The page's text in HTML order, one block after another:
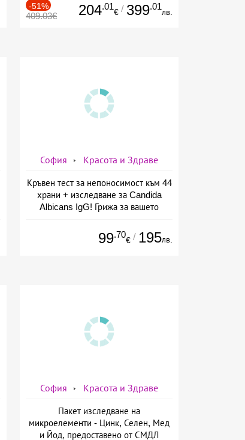
-51%
409.03€ 204.01
€ / 399.01
лв.
София Красота и Здраве
Кръвен тест за непоносимост към 44
храни + изследване за Candida
Albicans IgG! Грижа за вашето
99.70
€ / 195лв.
София Красота и Здраве
Пакет изследване на
микроелементи - Цинк, Селен, Мед
и Йод, предоставено от СМДЛ